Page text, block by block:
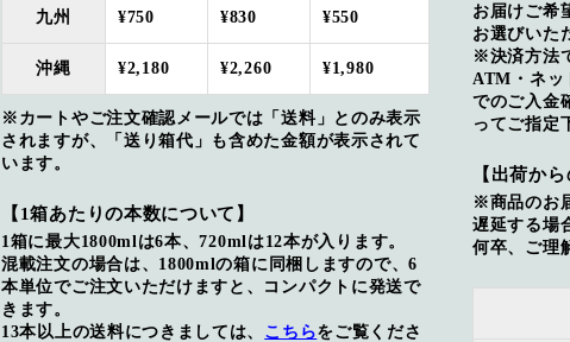
九州 ¥750 ¥830 ¥550
沖縄 ¥2,180 ¥2,260 ¥1,980
※カートやご注文確認メールでは「送料」とのみ表示
されますが、「送り箱代」も含めた金額が表示されて
います。
【1箱あたりの本数について】
1箱に最大1800mlは6本、720mlは12本が入ります。
混載注文の場合は、1800mlの箱に同梱しますので、6
本単位でご注文いただけますと、コンパクトに発送で
きます。
13本以上の送料につきましては、 こちらをご覧くださ
お届けご希
お選びいた
※決済方法
ATM・ネッ
でのご入金
ってご指定
【出荷か
※商品のお
遅延する場
何卒、ご理